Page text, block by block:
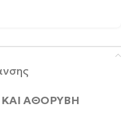
ΚΑΙ ΑΘΟΡΥΒΗ